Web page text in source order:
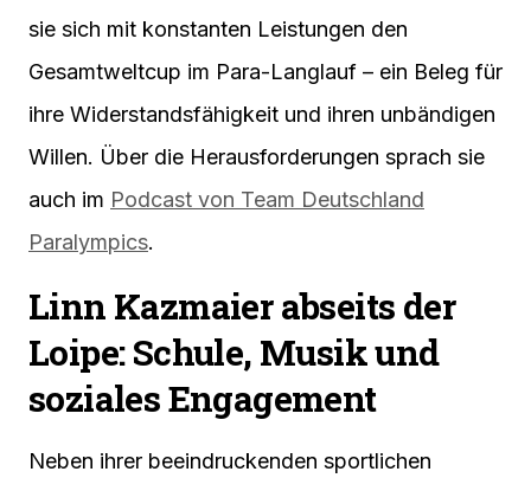
sie sich mit konstanten Leistungen den
Gesamtweltcup im Para-Langlauf – ein Beleg für
ihre Widerstandsfähigkeit und ihren unbändigen
Willen. Über die Herausforderungen sprach sie
auch im Podcast von Team Deutschland
Paralympics.
Linn Kazmaier abseits der
Loipe: Schule, Musik und
soziales Engagement
Neben ihrer beeindruckenden sportlichen